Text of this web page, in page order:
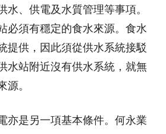
水、供電及水質管理等事項。
必須有穩定的食水來源。食水
提供，因此須從供水系統接駁
水站附近沒有供水系統，就無
源。
亦是另一項基本條件。何永業